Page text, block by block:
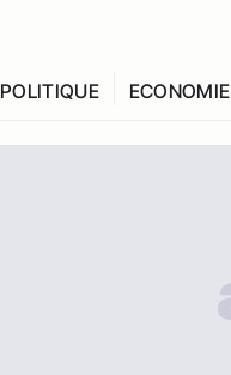
POLITIQUE ECONOMIE